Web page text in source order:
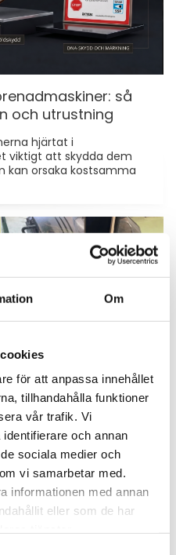
Om
för att anpassa innehållet
tillhandahålla funktioner
vår trafik. Vi
och annan
sociala medier och
vi samarbetar med.
informationen med annan
eller som de har
så
och utrustning
hjärtat i
viktigt att skydda dem
kan orsaka kostsamma
lilla detaljen som
än bara en plats där
fikarummet och ibland
arbetsdagar....